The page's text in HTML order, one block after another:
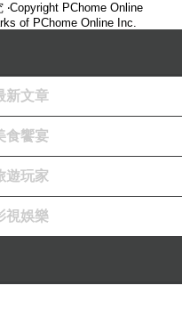
‧Copyright PChome Online
of PChome Online Inc.
新文章
食饗宴
遊玩家
視娛樂